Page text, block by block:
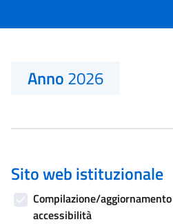
Anno2026
Sito web istituzionale
Compilazione/
accessibilità